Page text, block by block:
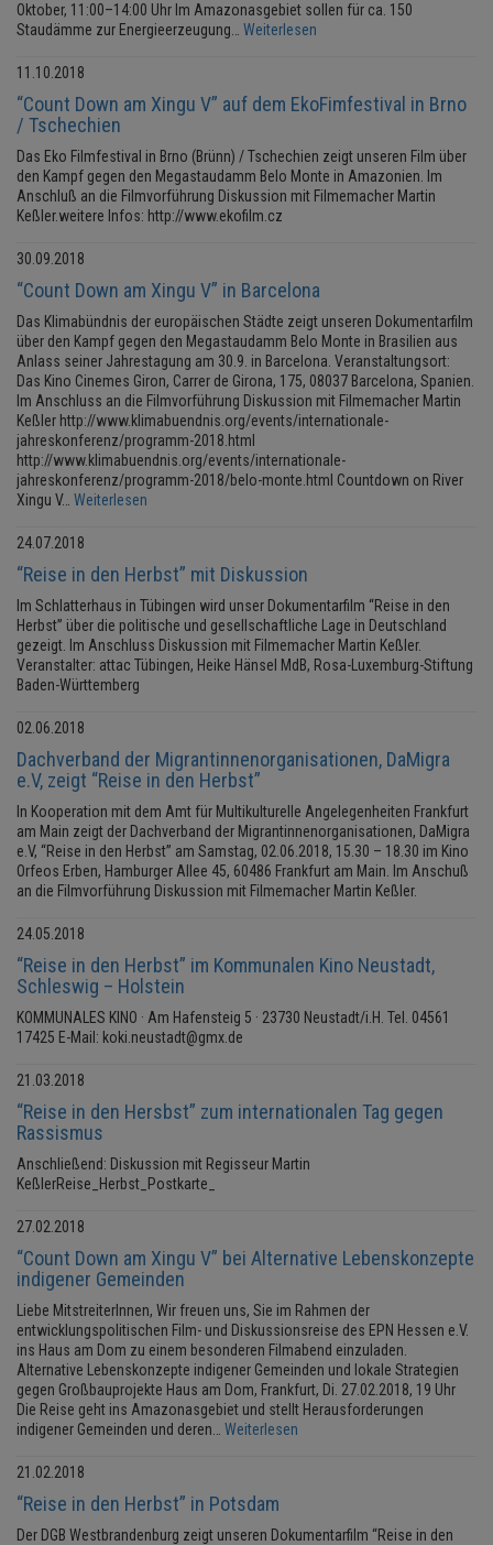
Oktober, 11:00–14:00 Uhr Im Amazonasgebiet sollen für ca. 150
Staudämme zur Energieerzeugung… Weiterlesen
11.10.2018
“Count Down am Xingu V” auf dem EkoFimfestival in Brno
/ Tschechien
Das Eko Filmfestival in Brno (Brünn) / Tschechien zeigt unseren Film über
den Kampf gegen den Megastaudamm Belo Monte in Amazonien. Im
Anschluß an die Filmvorführung Diskussion mit Filmemacher Martin
Keßler.weitere Infos: http://www.ekofilm.cz
30.09.2018
“Count Down am Xingu V” in Barcelona
Das Klimabündnis der europäischen Städte zeigt unseren Dokumentarfilm
über den Kampf gegen den Megastaudamm Belo Monte in Brasilien aus
Anlass seiner Jahrestagung am 30.9. in Barcelona. Veranstaltungsort:
Das Kino Cinemes Giron, Carrer de Girona, 175, 08037 Barcelona, Spanien.
Im Anschluss an die Filmvorführung Diskussion mit Filmemacher Martin
Keßler http://www.klimabuendnis.org/events/internationale-
jahreskonferenz/programm-2018.html
http://www.klimabuendnis.org/events/internationale-
jahreskonferenz/programm-2018/belo-monte.html Countdown on River
Xingu V… Weiterlesen
24.07.2018
“Reise in den Herbst” mit Diskussion
Im Schlatterhaus in Tübingen wird unser Dokumentarfilm “Reise in den
Herbst” über die politische und gesellschaftliche Lage in Deutschland
gezeigt. Im Anschluss Diskussion mit Filmemacher Martin Keßler.
Veranstalter: attac Tübingen, Heike Hänsel MdB, Rosa-Luxemburg-Stiftung
Baden-Württemberg
02.06.2018
Dachverband der Migrantinnenorganisationen, DaMigra
e.V, zeigt “Reise in den Herbst”
In Kooperation mit dem Amt für Multikulturelle Angelegenheiten Frankfurt
am Main zeigt der Dachverband der Migrantinnenorganisationen, DaMigra
e.V, “Reise in den Herbst” am Samstag, 02.06.2018, 15.30 – 18.30 im Kino
Orfeos Erben, Hamburger Allee 45, 60486 Frankfurt am Main. Im Anschuß
an die Filmvorführung Diskussion mit Filmemacher Martin Keßler.
24.05.2018
“Reise in den Herbst” im Kommunalen Kino Neustadt,
Schleswig – Holstein
KOMMUNALES KINO · Am Hafensteig 5 · 23730 Neustadt/i.H. Tel. 04561
17425 E-Mail: koki.neustadt@gmx.de
21.03.2018
“Reise in den Hersbst” zum internationalen Tag gegen
Rassismus
Anschließend: Diskussion mit Regisseur Martin
KeßlerReise_Herbst_Postkarte_
27.02.2018
“Count Down am Xingu V” bei Alternative Lebenskonzepte
indigener Gemeinden
Liebe MitstreiterInnen, Wir freuen uns, Sie im Rahmen der
entwicklungspolitischen Film- und Diskussionsreise des EPN Hessen e.V.
ins Haus am Dom zu einem besonderen Filmabend einzuladen.
Alternative Lebenskonzepte indigener Gemeinden und lokale Strategien
gegen Großbauprojekte Haus am Dom, Frankfurt, Di. 27.02.2018, 19 Uhr
Die Reise geht ins Amazonasgebiet und stellt Herausforderungen
indigener Gemeinden und deren… Weiterlesen
21.02.2018
“Reise in den Herbst” in Potsdam
Der DGB Westbrandenburg zeigt unseren Dokumentarfilm “Reise in den